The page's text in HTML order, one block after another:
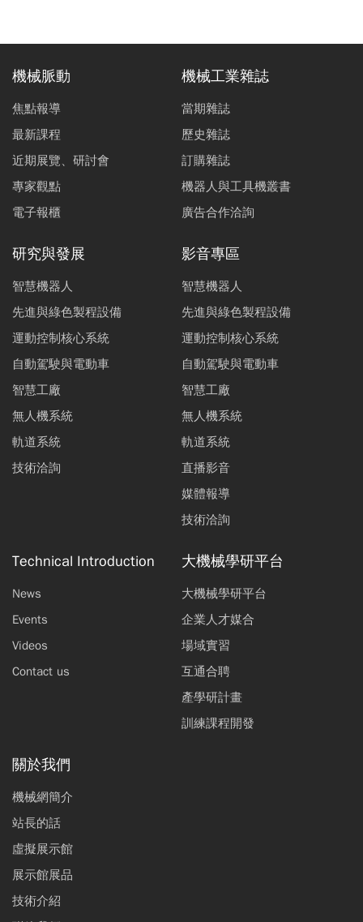
機械脈動
焦點報導
最新課程
近期展覽、研討會
專家觀點
電子報櫃
機械工業雜誌
當期雜誌
歷史雜誌
訂購雜誌
機器人與工具機叢書
廣告合作洽詢
研究與發展
智慧機器人
先進與綠色製程設備
運動控制核心系統
自動駕駛與電動車
智慧工廠
無人機系統
軌道系統
技術洽詢
影音專區
智慧機器人
先進與綠色製程設備
運動控制核心系統
自動駕駛與電動車
智慧工廠
無人機系統
軌道系統
直播影音
媒體報導
技術洽詢
Technical Introduction
News
Events
Videos
Contact us
大機械學研平台
大機械學研平台
企業人才媒合
場域實習
互通合聘
產學研計畫
訓練課程開發
關於我們
機械網簡介
站長的話
虛擬展示館
展示館展品
技術介紹